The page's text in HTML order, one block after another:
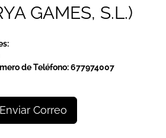
GAMES, S.L.)
de Teléfono:677974007
Enviar Correo